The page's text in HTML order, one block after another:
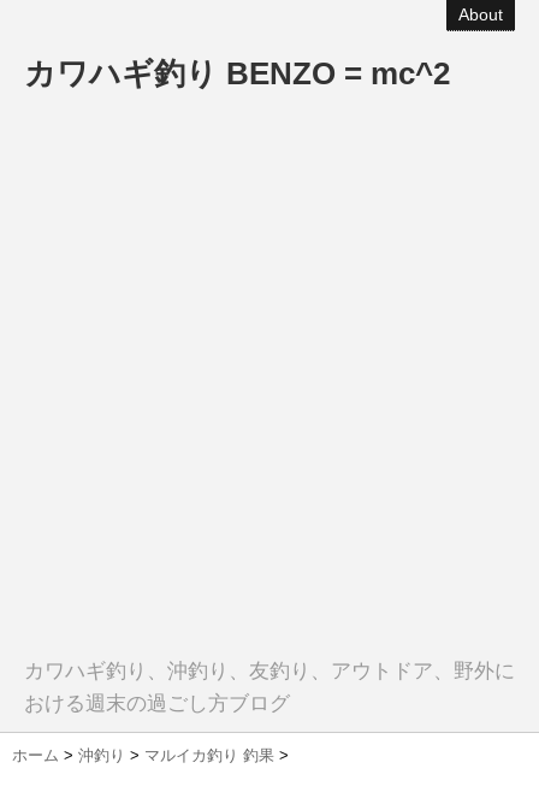
About
カワハギ釣り BENZO = mc^2
カワハギ釣り、沖釣り、友釣り、アウトドア、野外に
おける週末の過ごし方ブログ
ホーム > 沖釣り > マルイカ釣り 釣果 >